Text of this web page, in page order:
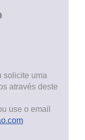
solicite uma
através deste
use o email